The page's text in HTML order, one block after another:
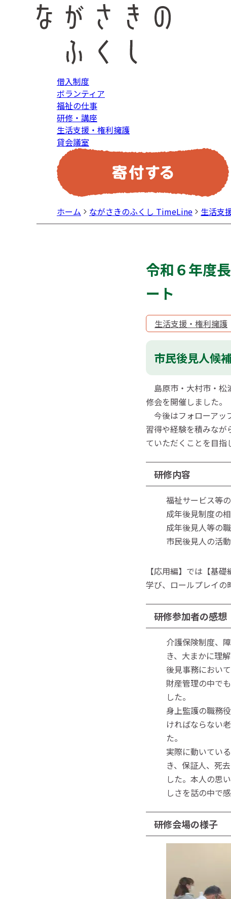
借入制度
ボランティア
福祉の仕事
研修・講座
生活支援・権利擁護
貸会議室
ホーム ながさきのふくし TimeLine 生活支
令和６年度
ート
生活支援・権利擁護
市民後見人候
島原市・大村市・松
修会を開催しました。
今後はフォローアッ
習得や経験を積みなが
ていただくことを目指
研修内容
福祉サービス等
成年後見制度の
成年後見人等の
市民
【応用編】では【基
学び、ロールプレイの
研修参加者の感想
介護保険制度、
き、大まかに理
後見事務におい
財産管理の中で
した。
身上監護の職務
ければならない
た。
実際に動いてい
き、保証人、死
した。本人の思
しさを話の中で
研修会場の様子